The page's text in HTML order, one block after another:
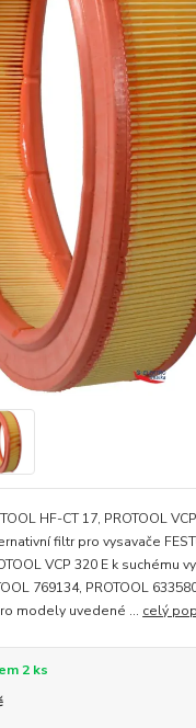
HF-CT 17, PROTOOL
filtr pro vysavače
VCP 320 E k suchému
769134, PROTOOL
modely uvedené ... celý
2 ks